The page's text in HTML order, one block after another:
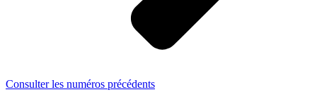
Consulter les numéros précédents